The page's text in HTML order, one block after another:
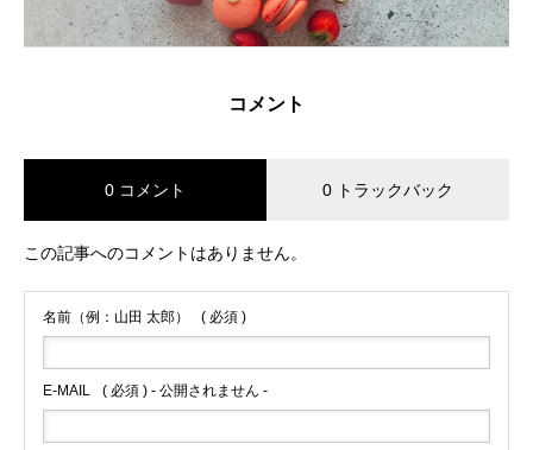
コメント
0 コメント 0 トラックバック
この記事へのコメントはありません。
名前（例：山田 太郎） ( 必須 )
E-MAIL ( 必須 ) - 公開されません -